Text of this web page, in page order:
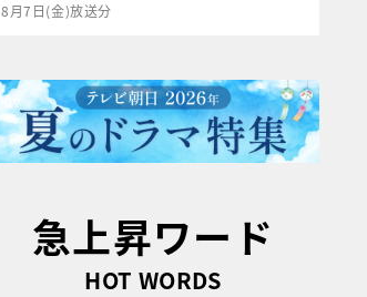
8月7日(金)放送分
急上昇ワード
HOT WORDS